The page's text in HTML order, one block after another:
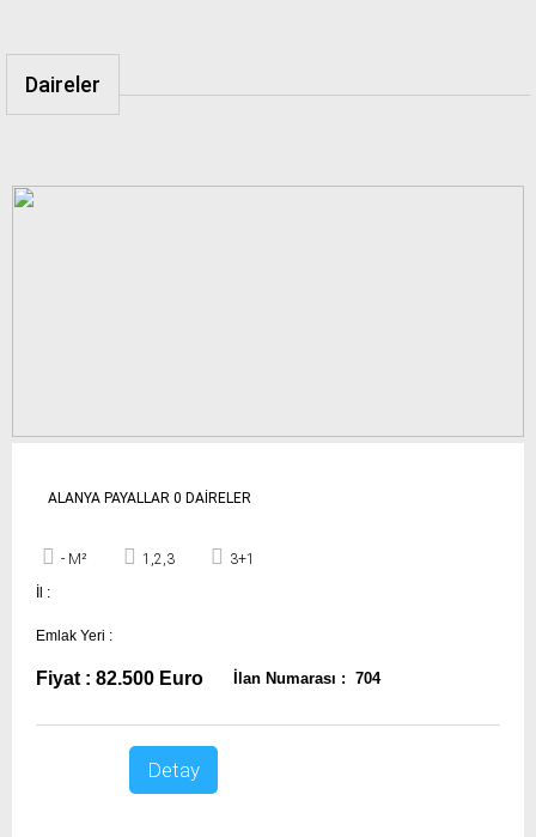
Daireler
ALANYA PAYALLAR 0 DAİRELER
- M² 1,2,3
3+1
İl :
Emlak Yeri :
Fiyat : 82.500 Euro İlan Numarası : 704
Detay